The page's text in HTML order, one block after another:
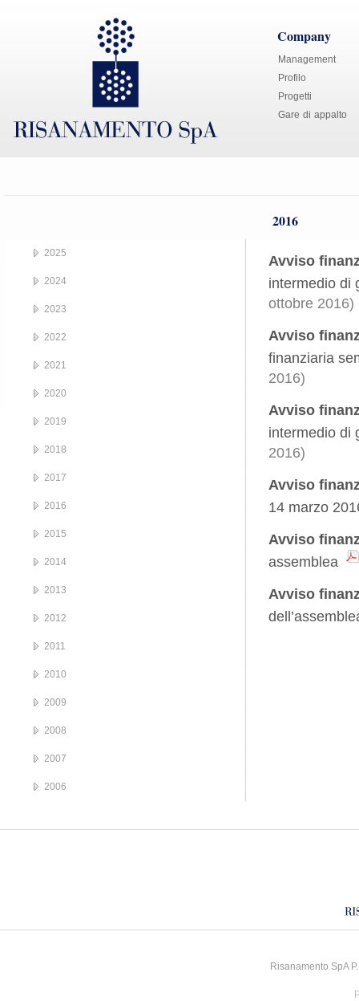
Company
Management
Profilo
Progetti
Gare di appalto
2016
Avviso
intermedio di
ottobre 2016)
Avviso
finanziaria
2016)
Avviso
intermedio di
2016)
Avviso
14 marzo
Avviso
assemblea
Avviso
2025
2024
2023
2022
2021
2020
2019
2018
2017
2016
2015
2014
2013
2012
2011
2010
2009
2008
2007
2006
Risanamento SpA